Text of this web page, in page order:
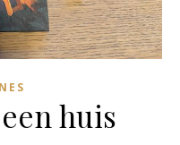
huis